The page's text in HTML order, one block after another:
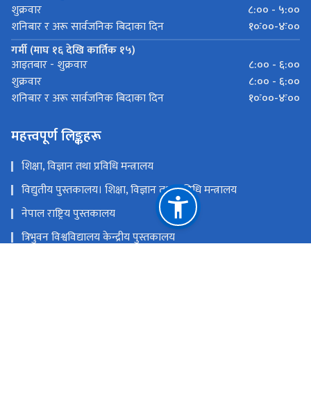
शुक्रवार
८:०० - ५:००
शनिबार र अरू सार्वजनिक बिदाका दिन
१०ः००-४ः००
गर्मी (माघ १६ देखि कार्तिक १५)
आइतबार - शुक्रवार
८:०० - ६:००
शुक्रवार
८:०० - ६:००
शनिबार र अरू सार्वजनिक बिदाका दिन
१०ः००-४ः००
महत्त्वपूर्ण लिङ्कहरू
शिक्षा, विज्ञान तथा प्रविधि मन्त्रालय
विद्युतीय पुस्तकालय। शिक्षा, विज्ञान तथा प्रविधि मन्त्रालय
नेपाल राष्ट्रिय पुस्तकालय
त्रिभुवन विश्वविद्यालय केन्द्रीय पुस्तकालय